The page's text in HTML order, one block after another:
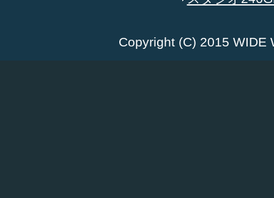
Copyright (C) 2015 WIDE